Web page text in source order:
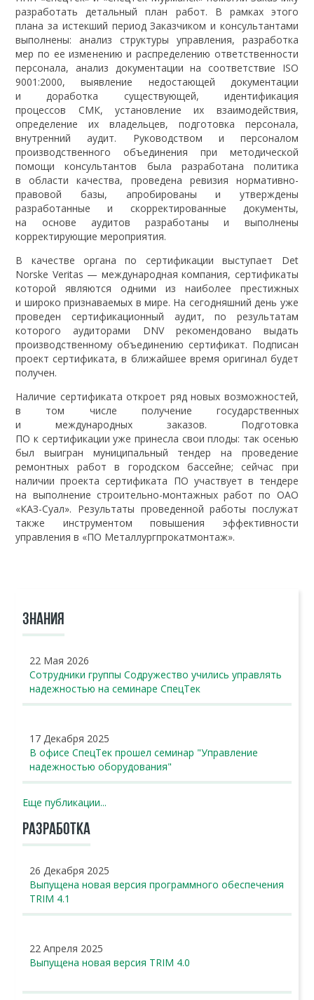
разработать детальный план работ. В рамках этого
плана за истекший период Заказчиком и консультантами
выполнены: анализ структуры управления, разработка
мер по ее изменению и распределению ответственности
персонала, анализ документации на соответствие ISO
9001:2000, выявление недостающей документации
и доработка существующей, идентификация
процессов СМК, установление их взаимодействия,
определение их владельцев, подготовка персонала,
внутренний аудит. Руководством и персоналом
производственного объединения при методической
помощи консультантов была разработана политика
в области качества, проведена ревизия нормативно-
правовой базы, апробированы и утверждены
разработанные и скорректированные документы,
на основе аудитов разработаны и выполнены
корректирующие мероприятия.
В качестве органа по сертификации выступает Det
Norske Veritas — международная компания, сертификаты
которой являются одними из наиболее престижных
и широко признаваемых в мире. На сегодняшний день уже
проведен сертификационный аудит, по результатам
которого аудиторами DNV рекомендовано выдать
производственному объединению сертификат. Подписан
проект сертификата, в ближайшее время оригинал будет
получен.
Наличие сертификата откроет ряд новых возможностей,
в том числе получение государственных
и международных заказов. Подготовка
ПО к сертификации уже принесла свои плоды: так осенью
был выигран муниципальный тендер на проведение
ремонтных работ в городском бассейне; сейчас при
наличии проекта сертификата ПО участвует в тендере
на выполнение строительно-монтажных работ по ОАО
«КАЗ-Суал». Результаты проведенной работы послужат
также инструментом повышения эффективности
управления в «ПО Металлургпрокатмонтаж».
ЗНАНИЯ
22 Мая 2026
Сотрудники группы Содружество учились управлять
надежностью на семинаре СпецТек
17 Декабря 2025
В офисе СпецТек прошел семинар "Управление
надежностью оборудования"
Еще публикации...
РАЗРАБОТКА
26 Декабря 2025
Выпущена новая версия программного обеспечения
TRIM 4.1
22 Апреля 2025
Выпущена новая версия TRIM 4.0